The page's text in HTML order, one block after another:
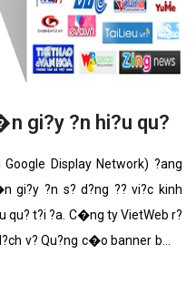
gi?y ?n hi?u qu?
Display Network) ?ang
gi?y ?n s? d?ng ?? vi?c kinh
qu? t?i ?a. C�ng ty VietWeb r?
v? Qu?ng c�o banner b�n